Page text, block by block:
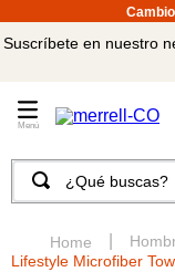
Suscríbete en nuestro
¿Qué buscas?
Lifestyle Microfiber
TÉRMINOS MÁS
.
merrell hombre